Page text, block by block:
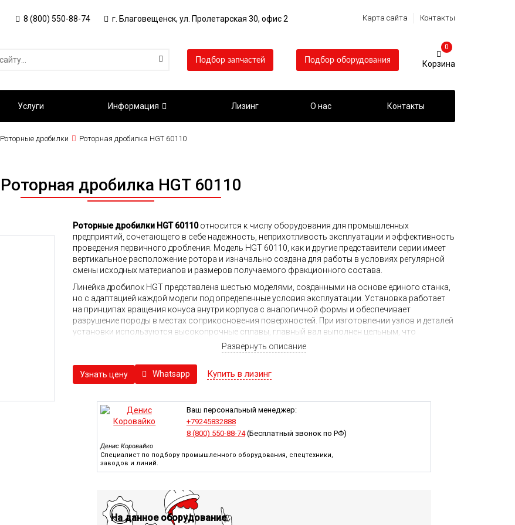
8 (800) 550-88-74 г. Благовещенск, ул. Пролетарская 30, офис 2 Карта сайта Контакты
Подбор запчастей Подбор оборудования
0
Услуги Информация Лизинг О нас Контакты
Роторные дробилки Роторная дробилка HGT 60110
Роторная дробилка HGT 60110
Роторные дробилки HGT 60110относится к числу оборудования для промышленных
предприятий, сочетающего в себе надежность, неприхотливость эксплуатации и эффективность
проведения первичного дробления. Модель HGT 60110, как и другие представители серии имеет
вертикальное расположение ротора и изначально создана для работы в условиях регулярной
смены исходных материалов и размеров получаемого фракционного состава.
Линейка дробилок HGT представлена шестью моделями, созданными на основе единого станка,
но с адаптацией каждой модели под определенные условия эксплуатации. Установка работает
на принципах вращения конуса внутри корпуса с аналогичной формы и обеспечивает
разрушение породы в местах соприкосновения поверхностей. При изготовлении узлов и деталей
установки используются высокопрочные сплавы, главный вал выполнен цельным, что
позволяет увеличить его долговечность и стойкость к износу. Способствует более
продолжительному сроку эксплуатации и наличие автоматической системы смазки с
встроенным подогревом. Наличие компьютеризированной системы управления позволяет
сохранять в памяти все рабочие параметры, а также оперативно информировать о
Гидравлическая система управления подвижными элементами дробилки обеспечивает
получение точного гранулометрического состава готового продукта в процессе первичного
Развернуть описание
Узнать цену Whatsapp Купить в лизинг
Ваш персональный менеджер:
+79245832888
8 (800) 550-88-74(Бесплатный звонок по РФ)
Денис Коровайко
Специалист по подбору промышленного оборудования, спецтехники,
заводов и линий.
На данное оборудование